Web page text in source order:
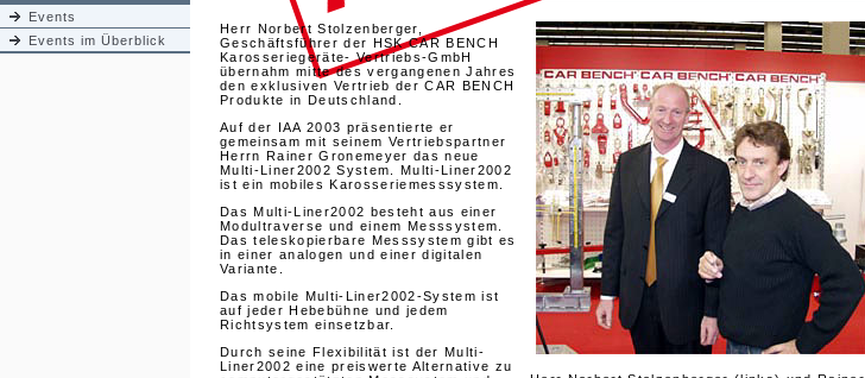
Events
Events im Überblick
Herr Norbert Stolzenberger,
Geschäftsführer der HSK CAR BENCH
Karosseriegeräte- Vertriebs-GmbH
übernahm mitte des vergangenen Jahres
den exklusiven Vertrieb der CAR BENCH
Produkte in Deutschland.
Auf der IAA 2003 präsentierte er
gemeinsam mit seinem Vertriebspartner
Herrn Rainer Gronemeyer das neue
Multi-Liner2002 System. Multi-Liner2002
ist ein mobiles Karosseriemesssystem.
Das Multi-Liner2002 besteht aus einer
Modultraverse und einem Messsystem.
Das teleskopierbare Messsystem gibt es
in einer analogen und einer digitalen
Variante.
Das mobile Multi-Liner2002-System ist
auf jeder Hebebühne und jedem
Richtsystem einsetzbar.
Durch seine Flexibilität ist der Multi-
Liner2002 eine preiswerte Alternative zu